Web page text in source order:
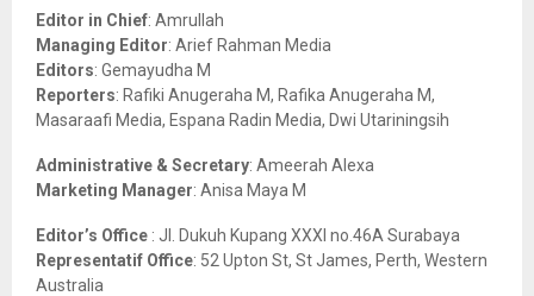
o
r
:
Editor in Chief: Amrullah
Managing Editor: Arief Rahman Media
Editors: Gemayudha M
Reporters: Rafiki Anugeraha M, Rafika Anugeraha M,
Masaraafi Media, Espana Radin Media, Dwi Utariningsih
Administrative & Secretary: Ameerah Alexa
Marketing Manager: Anisa Maya M
Editor’s Office : Jl. Dukuh Kupang XXXI no.46A Surabaya
Representatif Office: 52 Upton St, St James, Perth, Western
Australia